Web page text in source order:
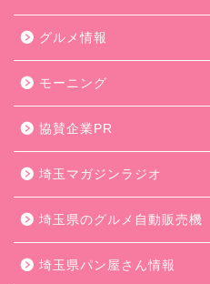
グルメ情報
モーニング
協賛企業PR
埼玉マガジンラジオ
埼玉県のグルメ自動販売機
埼玉県パン屋さん情報